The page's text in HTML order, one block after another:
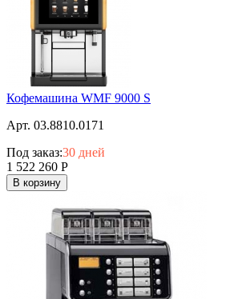
Кофемашина WMF 9000 S
Арт. 03.8810.0171
Под заказ:30 дней
1 522 260 Р
В корзину